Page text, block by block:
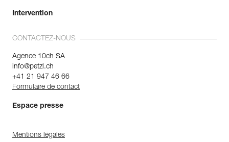
Intervention
CONTACTEZ-NOUS
Agence 10ch SA
info@petzl.ch
+41 21 947 46 66
Formulaire de contact
Espace presse
Mentions légales